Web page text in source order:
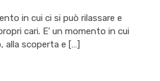
in cui ci si può rilassare e
cari. E’ un momento in cui
alla scoperta e […]